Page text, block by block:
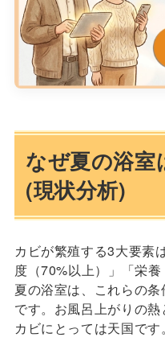
なぜ夏の浴室
(現状分析)
カビが繁殖する3大要
度（70%以上）」「栄養
夏の浴室は、これらの
です。お風呂上がりの熱
カビにとっては天国です。